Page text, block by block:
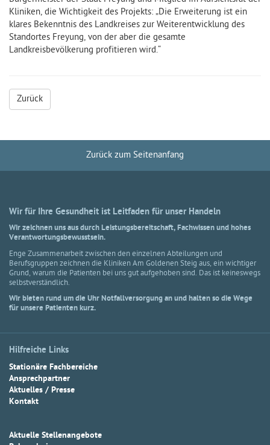
Kliniken, die Wichtigkeit des Projekts: „Die Erweiterung ist ein
klares Bekenntnis des Landkreises zur Weiterentwicklung des
Standortes Freyung, von der aber die gesamte
Landkreisbevölkerung profitieren wird.“
Zurück
Zurück zum Seitenanfang
Wir für Ihre Gesundheit ist Leitfaden für unser Handeln
Wir zeichnen uns aus durch Leistungsbereitschaft, Fachwissen und hohes
Verantwortungsbewusstsein.
Enge Zusammenarbeit zwischen den einzelnen Abteilungen und
Berufsgruppen zeichnen die Kliniken Am Goldenen Steig aus, ein wichtiger
Grund, warum die Patienten bei uns gut aufgehoben sind. Das ist keineswegs
selbstverständlich.
Wir bieten rund um die Uhr Notfallversorgung an und halten so die Wege
für unsere Patienten kurz.
Hilfreiche Links
Stationäre Fachbereiche
Ansprechpartner
Aktuelles / Presse
Kontakt
Aktuelle Stellenangebote